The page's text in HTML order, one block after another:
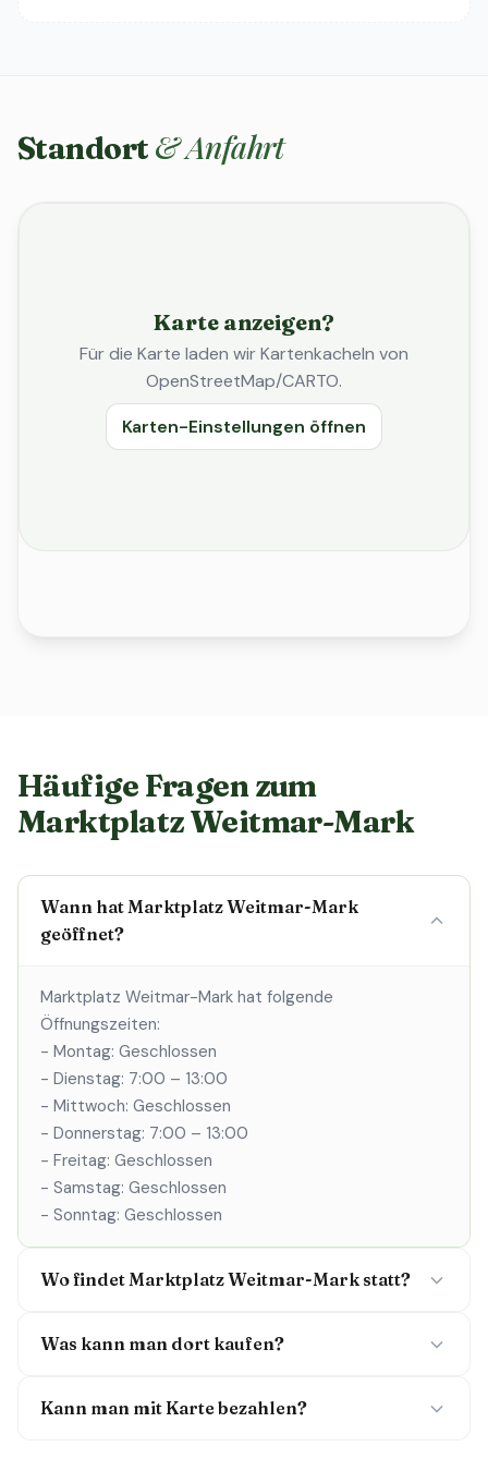
Standort & Anfahrt
Karte anzeigen?
Für die Karte laden wir Kartenkacheln von
OpenStreetMap/CARTO.
Karten-Einstellungen öffnen
Häufige Fragen zum
Marktplatz Weitmar-Mark
Wann hat Marktplatz Weitmar-Mark
geöffnet?
Marktplatz Weitmar-Mark hat folgende
Öffnungszeiten:
- Montag: Geschlossen
- Dienstag: 7:00 – 13:00
- Mittwoch: Geschlossen
- Donnerstag: 7:00 – 13:00
- Freitag: Geschlossen
- Samstag: Geschlossen
- Sonntag: Geschlossen
Wo findet Marktplatz Weitmar-Mark statt?
Was kann man dort kaufen?
Kann man mit Karte bezahlen?